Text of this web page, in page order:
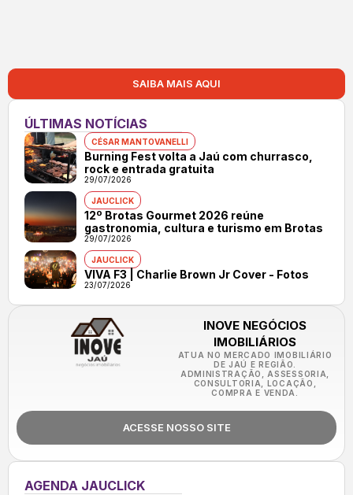
SAIBA MAIS AQUI
ÚLTIMAS NOTÍCIAS
CÉSAR MANTOVANELLI
Burning Fest volta a Jaú com churrasco,
rock e entrada gratuita
29/07/2026
JAUCLICK
12º Brotas Gourmet 2026 reúne
gastronomia, cultura e turismo em Brotas
29/07/2026
JAUCLICK
VIVA F3 | Charlie Brown Jr Cover - Fotos
23/07/2026
INOVE NEGÓCIOS
IMOBILIÁRIOS
ATUA NO MERCADO IMOBILIÁRIO
DE JAÚ E REGIÃO.
ADMINISTRAÇÃO, ASSESSORIA,
CONSULTORIA, LOCAÇÃO,
COMPRA E VENDA.
ACESSE NOSSO SITE
AGENDA JAUCLICK